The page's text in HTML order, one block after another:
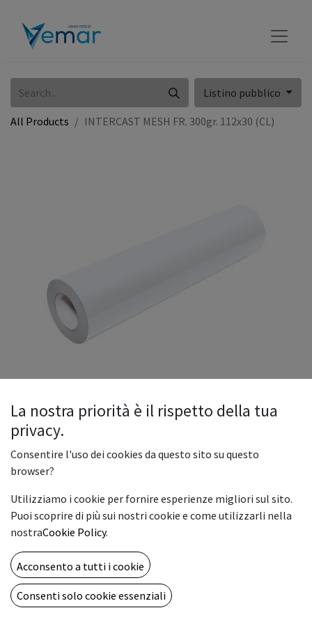
Listino pubblico
All Products INTERCAST MESH FR. 300gr. 112x30 (CL)
INTERCAST MESH FR. 300gr.
112x30 (CL)
rete/tessuto tecnico mesh antincendio (FR – Flame
Retardant) con grammatura di 300 g/m² e dimensioni 112 cm
× 30 m. Prodotta con materiali resistenti e stabili.
100.60€
ADD TO CART
La nostra priorità è il rispetto della tua
privacy.
Consentire l'uso dei cookies da questo sito su questo
browser?
Utilizziamo i cookie per fornire esperienze migliori sul sito.
Puoi scoprire di più sui nostri cookie e come utilizzarli nella
nostraCookie Policy.
Acconsento a tutti i cookie
Consenti solo cookie essenziali